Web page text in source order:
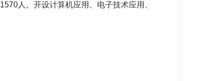
人。开设计算机应用、电子技术应用、